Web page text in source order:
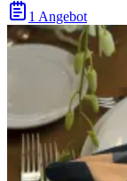
1 Angebot